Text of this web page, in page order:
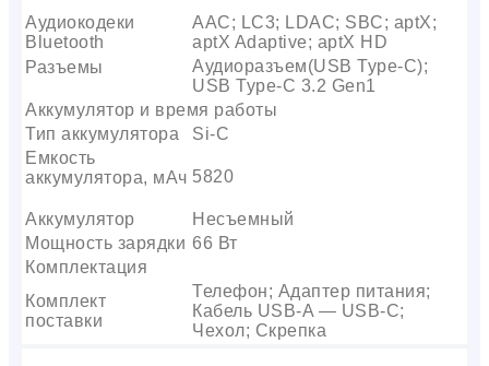
Аудиокодеки
Bluetooth
AAC; LC3; LDAC; SBC; aptX;
aptX Adaptive; aptX HD
Разъемы
Аудиоразъем(USB Type-C);
USB Type-C 3.2 Gen1
Аккумулятор и время работы
Тип аккумулятора
Si-C
Емкость
аккумулятора, мАч 5820
Аккумулятор
Несъемный
Мощность зарядки 66 Вт
Комплектация
Комплект
поставки
Телефон; Адаптер питания;
Кабель USB-A — USB-C;
Чехол; Скрепка